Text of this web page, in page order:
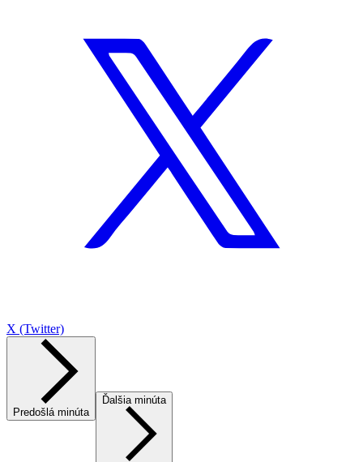
X (Twitter)
Predošlá minúta
Ďalšia minúta